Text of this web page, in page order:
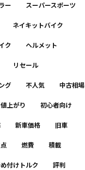
ー スーパースポーツ
ネイキットバイク
ク ヘルメット
リセール
グ 不人気 中古相場
値上がり 初心者向け
新車価格 旧車
燃費 積載
付けトルク 評判